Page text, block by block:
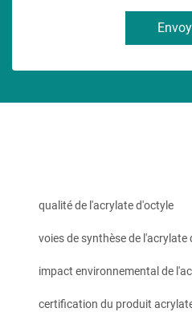
qualité de l'acrylate d'octyle
voies de synthèse de l'acrylate
impact environnemental de
certification du produit